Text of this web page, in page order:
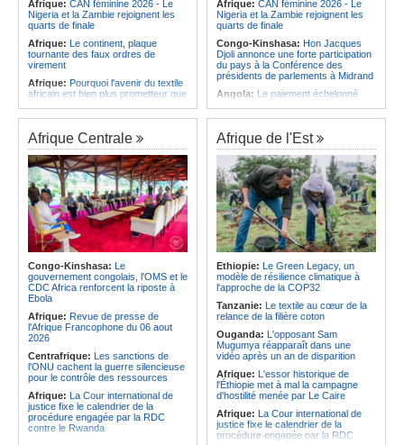
Afrique: CAN féminine 2026 - Le
Nigeria et la Zambie rejoignent les
quarts de finale
Afrique: Le continent, plaque
tournante des faux ordres de
virement
Afrique: Pourquoi l'avenir du textile
africain est bien plus prometteur que
Afrique:L'essor historique de
l'Éthiopie met à mal la campagne
d'hostilité menée par Le Caire
Afrique:La Cour international de
justice fixe le calendrier de la
procédure engagée par la RDC
contre le Rwanda
Afrique:Ligue des Champions de la
CAF - L'Espérance exemptée au
premier tour, le Club Africain hérite
du Djoliba AC
Afrique:Un consortium européen
développe un modèle de production
novateur pour les ingrédients
pharmaceutiques actifs, une
Afrique:Épidémie d'Ebola - Le
gouvernement renforce la riposte
CDC
Afrique: CAN féminine 2026 - Le
Nigeria et la Zambie rejoignent les
quarts de finale
Congo-Kinshasa: Hon Jacques
Djoli annonce une forte participation
du pays à la Conférence des
présidents de parlements à Midrand
Angola: Le paiement échelonné
Angola:Jiu-jitsu - Le pays
décroche une troisième médaille à
Abou Dabi
Afrique:Ju-Jitsu - La délégation
angolaise reçue par l'ambassadeur
d'Angola aux Émirats arabes unis
Angola:Une expédition automobile
favorise le tourisme à Humpata
Angola:La WAS-AC souhaite
collaborer avec le pays pour
stimuler l'aquaculture
Afrique:Un groupe parlementaire
se penche sur le rôle des femmes
dans l'interaction avec les
communautés
Afrique Centrale
Congo-Kinshasa: Le
gouvernement congolais, l'OMS et le
CDC Africa renforcent la riposte à
Ebola
Afrique: Revue de presse de
l'Afrique Francophone du 06 aout
2026
Centrafrique: Les sanctions de
l'ONU cachent la guerre silencieuse
pour le contrôle des ressources
Afrique: La Cour international de
justice fixe le calendrier de la
procédure engagée par la RDC
contre le Rwanda
Afrique de l'Est
Ethiopie: Le Green Legacy, un
modèle de résilience climatique à
l'approche de la COP32
Tanzanie: Le textile au cœur de la
relance de la filière coton
Ouganda: L'opposant Sam
Mugumya réapparaît dans une
vidéo après un an de disparition
Afrique: L'essor historique de
l'Éthiopie met à mal la campagne
d'hostilité menée par Le Caire
Afrique: La Cour international de
justice fixe le calendrier de la
procédure engagée par la RDC